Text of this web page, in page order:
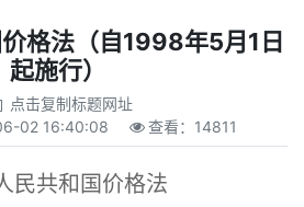
格法（自1998年5月1日
起施行）
点击复制标题网址
02 16:40:08 查看： 14811
民共和国价格法